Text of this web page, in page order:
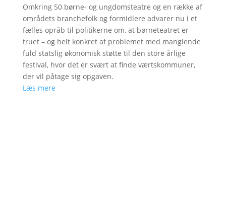
Omkring 50 børne- og ungdomsteatre og en række af
områdets branchefolk og formidlere advarer nu i et
fælles opråb til politikerne om, at børneteatret er
truet – og helt konkret af problemet med manglende
fuld statslig økonomisk støtte til den store årlige
festival, hvor det er svært at finde værtskommuner,
der vil påtage sig opgaven.
Læs mere